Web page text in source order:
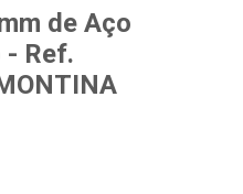
de Aço
- Ref.